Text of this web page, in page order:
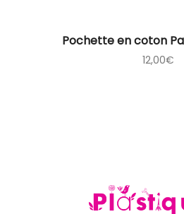
Pochette en coton
12,00€